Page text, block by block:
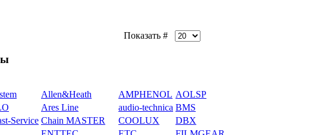
Показать #
Allen&Heath AMPHENOL AOLSP
Ares Line audio-technica BMS
Service Chain MASTER COOLUX
DBX